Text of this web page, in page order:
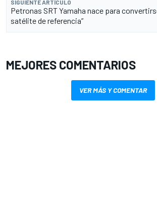
SIGUIENTE ARTÍCULO
Petronas SRT Yamaha nace para
satélite de referencia”
MEJORES COMENTARIOS
VER MÁS Y COMENTAR